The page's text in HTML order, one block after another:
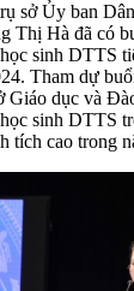
sở Ủy ban
Thị Hà đã có
sinh DTTS
Tham dự
Giáo dục và
sinh DTTS
tích cao trong